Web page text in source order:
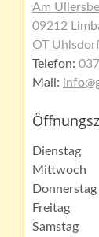
Am
09212
OT
Telefon:
Mail:
Dienstag
Mittwoch
Donnerstag
Freitag
Samstag